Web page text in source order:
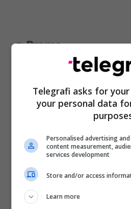
Promo
APR
mirësevini
APR -
verë në
Burger
Me ju në
Telegrafi asks for
your personal data
Personalised advertising
content measurement,
services development
Store and/or access
Learn more